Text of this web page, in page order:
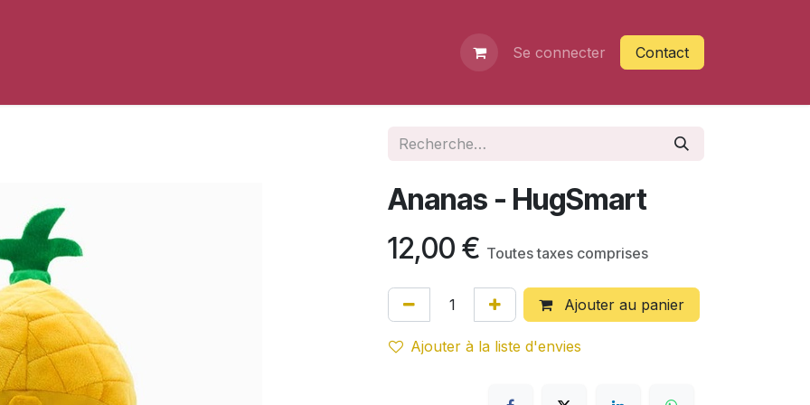
Se connecter Contact
Ananas - HugSmart
12,00 € Toutes taxes comprises
Ajouter au panier
Ajouter à la liste d'envies